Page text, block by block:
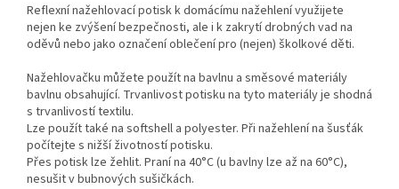
Reflexní nažehlovací potisk k domácímu nažehlení využijete
nejen ke zvýšení bezpečnosti, ale i k zakrytí drobných vad na
oděvů nebo jako označení oblečení pro (nejen) školkové děti.
Nažehlovačku můžete použít na bavlnu a směsové materiály
bavlnu obsahující. Trvanlivost potisku na tyto materiály je shodná
s trvanlivostí textilu.
Lze použít také na softshell a polyester. Při nažehlení na šusťák
počítejte s nižší životností potisku.
Přes potisk lze žehlit. Praní na 40°C (u bavlny lze až na 60°C),
nesušit v bubnových sušičkách.